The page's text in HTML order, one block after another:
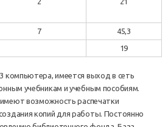
7
45,3
19
компьютера, имеется выход в сеть
учебникам и учебным пособиям.
возможность распечатки
копий для работы. Постоянно